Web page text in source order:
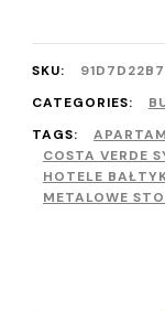
SKU:
CATEGORIES:
TAGS:
COSTA VERDE
HOTELE
METALOWE